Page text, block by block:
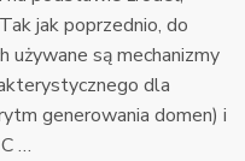
jak poprzednio, do
używane są mechanizmy
dla
generowania domen) i
…